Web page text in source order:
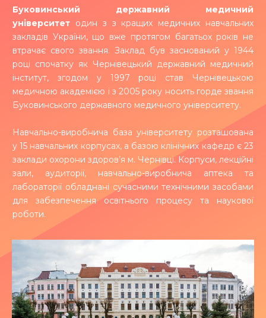
Буковинський державний медичний
університет один з з кращих медичних навчальних
закладів України, що вже протягом багатьох років не
втрачає свого звання. Заклад був заснований у 1944
році спочатку як Чернівецький державний медичний
інститут, згодом у 1997 році став Чернівецькою
медичною академією і з 2005 року носить горде звання
Буковинського державного медичного університету.
Навчально-виробнича база університету розташована
у 15 навчальних корпусах, а базою клінічних кафедр є 23
заклади охорони здоров’я м. Чернівці. Корпуси, лекційні
зали, аудиторії, навчально-виробнича аптека та
лабораторії обладнані сучасними технічними засобами
для забезпечення освітнього процесу та наукової
роботи.